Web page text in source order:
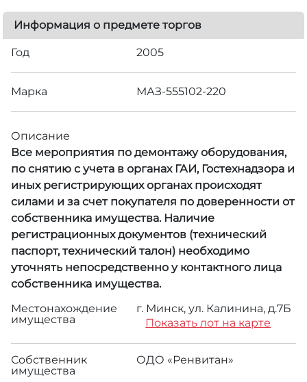
Информация о предмете торгов
Год 2005
Марка МАЗ-555102-220
Описание
Все мероприятия по демонтажу оборудования,
по снятию с учета в органах ГАИ, Гостехнадзора и
иных регистрирующих органах происходят
силами и за счет покупателя по доверенности от
собственника имущества. Наличие
регистрационных документов (технический
паспорт, технический талон) необходимо
уточнять непосредственно у контактного лица
собственника имущества.
Местонахождение
имущества
г. Минск, ул. Калинина, д.7Б
Показать лот на карте
Собственник
имущества
ОДО «Ренвитан»